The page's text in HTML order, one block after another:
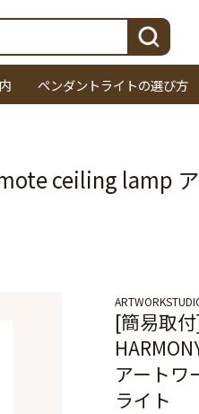
検索
ペンダントライトの選び方
ceiling lamp
[簡易取
アートワ
ライト